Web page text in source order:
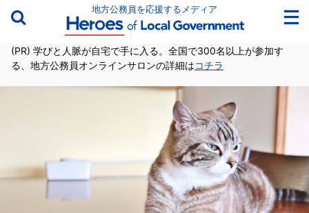
地方公務員を応援するメディア
(PR) 学びと人脈が自宅で手に入る。全国で300名以上が参加す
る、地方公務員オンラインサロンの詳細はコチラ